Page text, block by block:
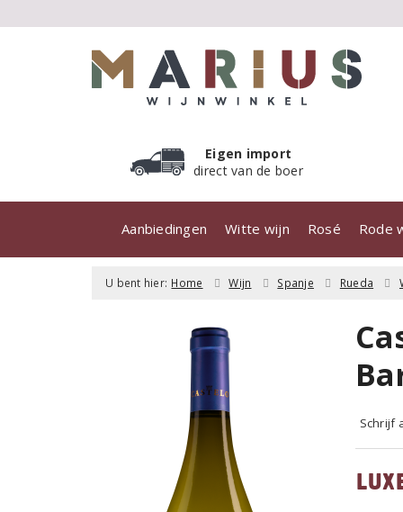
Eigen import
direct van de boer
Aanbiedingen Witte wijn Rosé Rode
U bent hier: Home Wijn Spanje Rueda
Schrijf